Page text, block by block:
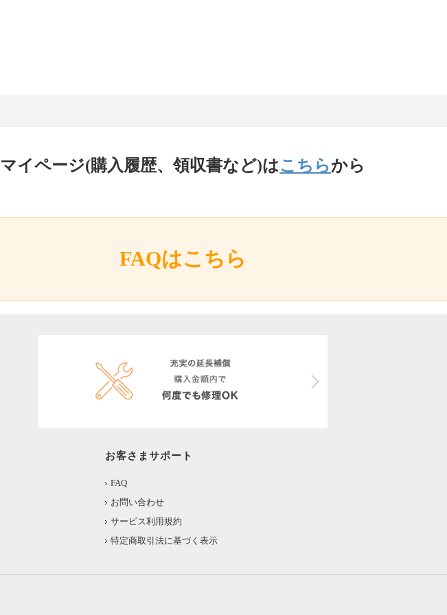
マイページ(購入履歴、領収書など)はこちらから
FAQはこちら
お客さまサポート
FAQ
お問い合わせ
サービス利用規約
特定商取引法に基づく表示